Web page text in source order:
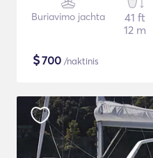
Buriavimo jachta
41 ft
12 m
$700 /naktinis